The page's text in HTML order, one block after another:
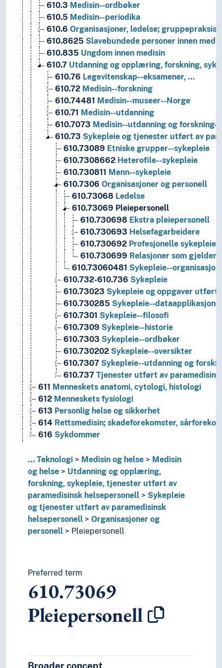
610.3 Medisin--ordbøker
610.5 Medisin--periodika
610.6 Organisasjoner, ledelse;
610.8625 Slavebundede personer innen
610.835 Ungdom innen medisin
610.7 Utdanning og opplæring, forskning,
610.76 Legevitenskap--eksamener, …
610.72 Medisin--forskning
610.74481 Medisin--museer--Norge
610.71 Medisin--utdanning
610.7073 Medisin--utdanning og forskning--
610.73 Sykepleie og tjenester utført av
610.73089 Etniske grupper--sykepleie
610.7308662 Heterofile--sykepleie
610.730811 Menn--sykepleie
610.7306 Organisasjoner og personell
610.73068 Ledelse
610.73069 Pleiepersonell
610.730698 Ekstra pleiepersonell
610.730693 Helsefagarbeidere
610.730692 Profesjonelle
610.730699 Relasjoner som gjelder
610.73060481 Sykepleie--
610.732-610.736 Sykepleie
610.73023 Sykepleie og oppgaver utført
610.730285 Sykepleie--
610.7301 Sykepleie--filosofi
610.7309 Sykepleie--historie
610.7303 Sykepleie--ordbøker
610.730202 Sykepleie--oversikter
610.7307 Sykepleie--utdanning og
610.737 Tjenester utført av
611 Menneskets anatomi, cytologi, histologi
612 Menneskets fysiologi
613 Personlig helse og sikkerhet
614 Rettsmedisin; skadeforekomster,
616 Sykdommer
62Teknikk (ingeniørfag)
60Teknologi
... Teknologi Medisin og helse
Medisin
og helse
Utdanning og opplæring,
forskning, sykepleie, tjenester utført av
paramedisinsk helsepersonell
Sykepleie
og tjenester utført av paramedisinsk
helsepersonell
Organisasjoner og
personell
Pleiepersonell
Preferred term
610.73069
Pleiepersonell
Broader concept